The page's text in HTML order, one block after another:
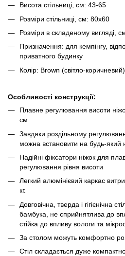
Висота стільниці, см: 43-65
Розміри стільниці, см: 80х60
Розміри в складеному вигляді,
Призначення: для кемпінгу,
приватного будинку
Колір: Brown (світло-коричневий)
Особливості конструкції:
Плавне регулювання висоти
см
Завдяки роздільному
можна встановити на будь-який
Надійні фіксатори ніжок для
регулювання рівня висоти
Легкий алюмінієвий каркас
кг.
Довговічна, тверда і гігієнічна
бамбука, не сприйнятлива до
стійка до впливу вологи та
За столом можуть комфортно
Стіл складається дуже